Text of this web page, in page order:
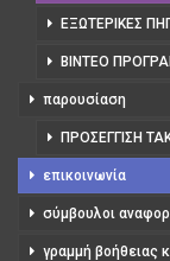
ΕΞΩΤΕΡΙΚΈΣ
ΒΊΝΤΕΟ
παρουσίαση
ΠΡΟΣΈΓΓΙΣΗ
επικοινωνία
σύμβουλοι
γραμμή βοήθειας